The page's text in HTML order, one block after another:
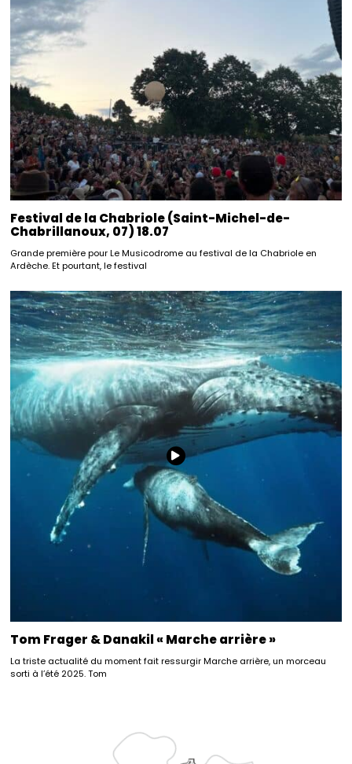
Festival de la Chabriole (Saint-Michel-de-
Chabrillanoux, 07) 18.07
Grande première pour Le Musicodrome au festival de la Chabriole en
Ardèche. Et pourtant, le festival
Tom Frager & Danakil « Marche arrière »
La triste actualité du moment fait ressurgir Marche arrière, un morceau
sorti à l’été 2025. Tom